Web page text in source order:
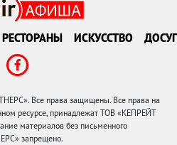
РЕСТОРАНЫ ИСКУССТВО ДОСУГ
Все права защищены. Все права на
ресурсе, принадлежат ТОВ «КЕПРЕЙТ
материалов без письменного
запрещено.